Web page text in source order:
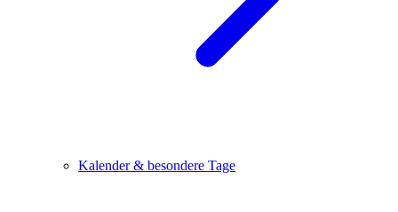
Kalender & besondere Tage